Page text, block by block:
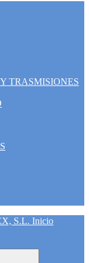
TRASMISIONES
Inicio